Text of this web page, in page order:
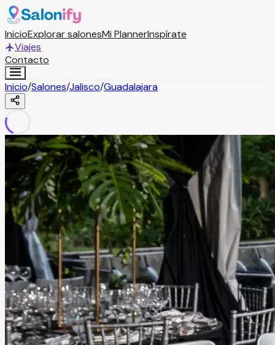
InicioExplorar salonesMi PlannerInspírate
Viajes
Contacto
Inicio/Salones/Jalisco/Guadalajara